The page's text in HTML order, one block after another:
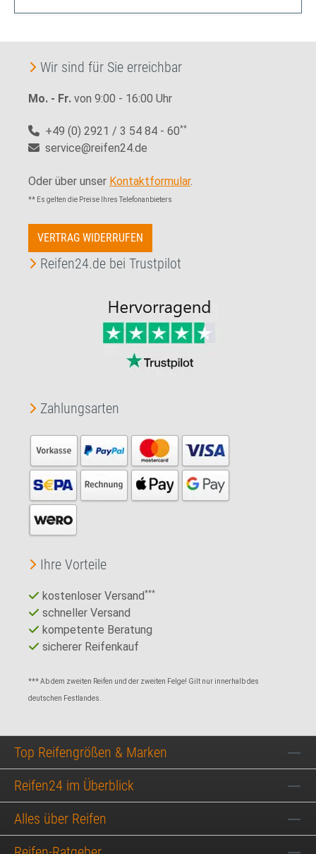
Wir sind für Sie erreichbar
Mo. - Fr. von 9:00 - 16:00 Uhr
+49 (0) 2921 / 3 54 84 - 60**
service@reifen24.de
Oder über unser Kontaktformular.
** Es gelten die Preise Ihres Telefonanbieters
VERTRAG WIDERRUFEN
Reifen24.de bei Trustpilot
Zahlungsarten
Ihre Vorteile
kostenloser Versand***
schneller Versand
kompetente Beratung
sicherer Reifenkauf
*** Ab dem zweiten Reifen und der zweiten Felge! Gilt nur innerhalb des
deutschen Festlandes.
Top Reifengrößen & Marken
Reifen24 im Überblick
Alles über Reifen